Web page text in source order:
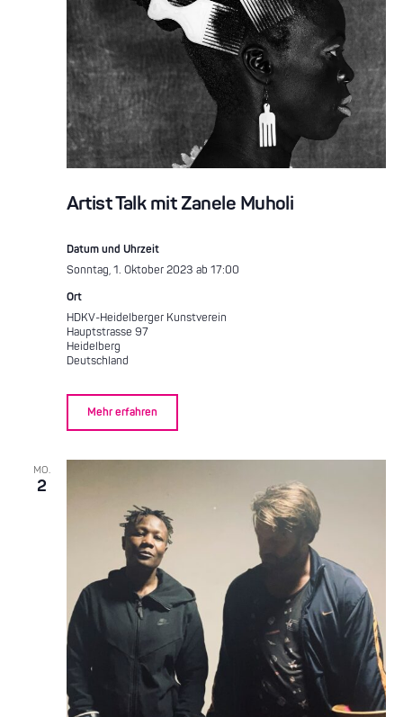
Artist Talk mit Zanele Muholi
Datum und Uhrzeit
Sonntag, 1. Oktober 2023 ab 17:00
Ort
HDKV-Heidelberger Kunstverein
Hauptstrasse 97
Heidelberg
Deutschland
Mehr erfahren
MO.
2